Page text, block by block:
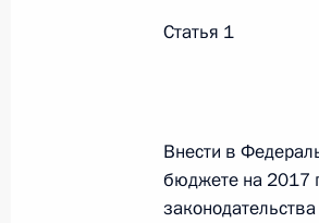
26 июля 2026 года
Статья 1
Внести в
бюджете на 2017